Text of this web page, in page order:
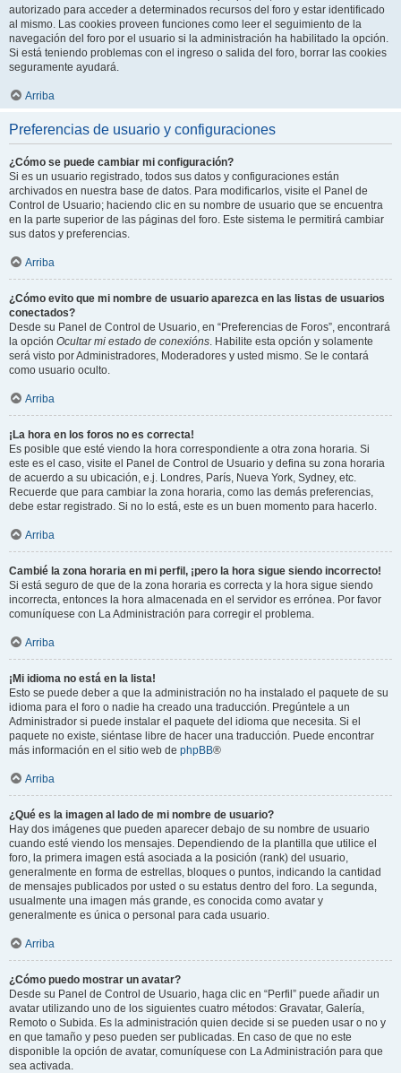
autorizado para acceder a determinados recursos del foro y estar identificado
al mismo. Las cookies proveen funciones como leer el seguimiento de la
navegación del foro por el usuario si la administración ha habilitado la opción.
Si está teniendo problemas con el ingreso o salida del foro, borrar las cookies
seguramente ayudará.
Arriba
Preferencias de usuario y configuraciones
¿Cómo se puede cambiar mi configuración?
Si es un usuario registrado, todos sus datos y configuraciones están
archivados en nuestra base de datos. Para modificarlos, visite el Panel de
Control de Usuario; haciendo clic en su nombre de usuario que se encuentra
en la parte superior de las páginas del foro. Este sistema le permitirá cambiar
sus datos y preferencias.
Arriba
¿Cómo evito que mi nombre de usuario aparezca en las listas de usuarios
conectados?
Desde su Panel de Control de Usuario, en “Preferencias de Foros”, encontrará
la opción Ocultar mi estado de conexións. Habilite esta opción y solamente
será visto por Administradores, Moderadores y usted mismo. Se le contará
como usuario oculto.
Arriba
¡La hora en los foros no es correcta!
Es posible que esté viendo la hora correspondiente a otra zona horaria. Si
este es el caso, visite el Panel de Control de Usuario y defina su zona horaria
de acuerdo a su ubicación, e.j. Londres, París, Nueva York, Sydney, etc.
Recuerde que para cambiar la zona horaria, como las demás preferencias,
debe estar registrado. Si no lo está, este es un buen momento para hacerlo.
Arriba
Cambié la zona horaria en mi perfil, ¡pero la hora sigue siendo incorrecto!
Si está seguro de que de la zona horaria es correcta y la hora sigue siendo
incorrecta, entonces la hora almacenada en el servidor es errónea. Por favor
comuníquese con La Administración para corregir el problema.
Arriba
¡Mi idioma no está en la lista!
Esto se puede deber a que la administración no ha instalado el paquete de su
idioma para el foro o nadie ha creado una traducción. Pregúntele a un
Administrador si puede instalar el paquete del idioma que necesita. Si el
paquete no existe, siéntase libre de hacer una traducción. Puede encontrar
más información en el sitio web de phpBB®
Arriba
¿Qué es la imagen al lado de mi nombre de usuario?
Hay dos imágenes que pueden aparecer debajo de su nombre de usuario
cuando esté viendo los mensajes. Dependiendo de la plantilla que utilice el
foro, la primera imagen está asociada a la posición (rank) del usuario,
generalmente en forma de estrellas, bloques o puntos, indicando la cantidad
de mensajes publicados por usted o su estatus dentro del foro. La segunda,
usualmente una imagen más grande, es conocida como avatar y
generalmente es única o personal para cada usuario.
Arriba
¿Cómo puedo mostrar un avatar?
Desde su Panel de Control de Usuario, haga clic en “Perfil” puede añadir un
avatar utilizando uno de los siguientes cuatro métodos: Gravatar, Galería,
Remoto o Subida. Es la administración quien decide si se pueden usar o no y
en que tamaño y peso pueden ser publicadas. En caso de que no este
disponible la opción de avatar, comuníquese con La Administración para que
sea activada.